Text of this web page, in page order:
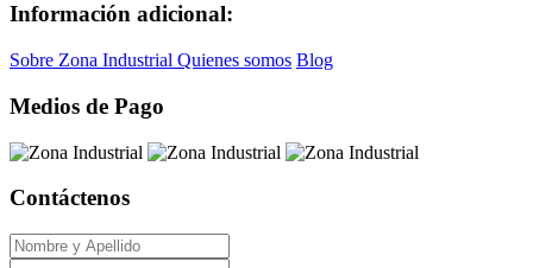
Información adicional:
Sobre Zona Industrial Quienes somos Blog
Medios de Pago
Contáctenos